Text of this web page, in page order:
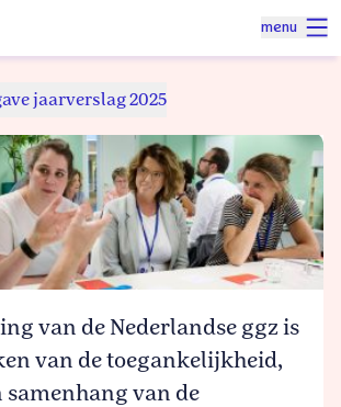
menu
jaarverslag 2025
jaarverslag 2025:
in beweging
vernieuwing en
van de Nederlandse ggz is
van de toegankelijkheid,
van de